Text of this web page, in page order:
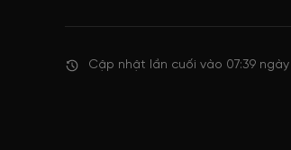
Cập nhật lần cuối vào 07:39